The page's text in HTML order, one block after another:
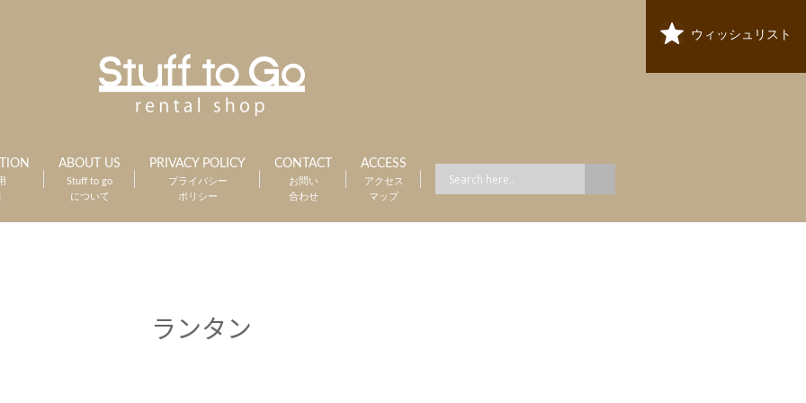
ウィッシュリスト
ABOUT US
Stuff to go
について
PRIVACY POLICY
プライバシー
ポリシー
CONTACT
お問い
合わせ
ACCESS
アクセス
マップ
ランタン